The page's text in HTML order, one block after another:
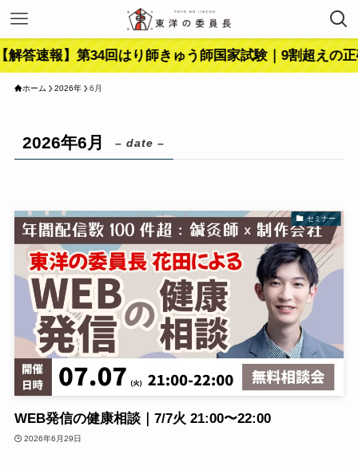
報】第34回はり師きゅう師国家試験｜9割超えの正確性
ホーム 2026年 6月
2026年6月 – date –
セミナー
WEB発信の健康相談｜7/7火 21:00〜22:00
2026年6月29日